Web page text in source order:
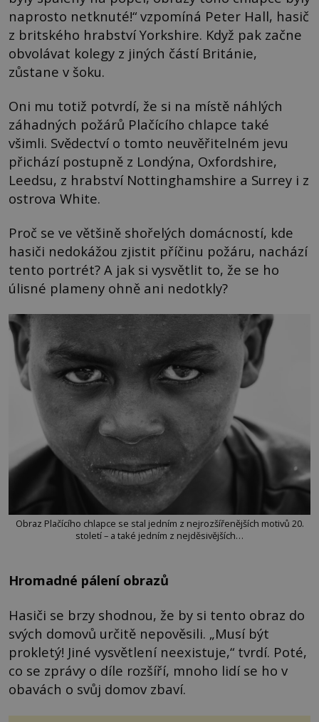
naprosto netknuté!“ vzpomíná Peter Hall, hasič
z britského hrabství Yorkshire. Když pak začne
obvolávat kolegy z jiných částí Británie,
zůstane v šoku.
Oni mu totiž potvrdí, že si na místě náhlých
záhadných požárů Plačícího chlapce také
všimli. Svědectví o tomto neuvěřitelném jevu
přichází postupně z Londýna, Oxfordshire,
Leedsu, z hrabství Nottinghamshire a Surrey i z
ostrova White.
Proč se ve většině shořelých domácností, kde
hasiči nedokážou zjistit příčinu požáru, nachází
tento portrét? A jak si vysvětlit to, že se ho
úlisné plameny ohně ani nedotkly?
Obraz Plačícího chlapce se stal jedním z nejrozšířenějších motivů 20.
století – a také jedním z nejděsivějších…
Hromadné pálení obrazů
Hasiči se brzy shodnou, že by si tento obraz do
svých domovů určitě nepověsili. „Musí být
prokletý! Jiné vysvětlení neexistuje,“ tvrdí. Poté,
co se zprávy o díle rozšíří, mnoho lidí se ho v
obavách o svůj domov zbaví.